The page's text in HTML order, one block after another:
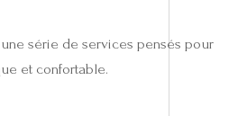
série de services pensés pour
et confortable.